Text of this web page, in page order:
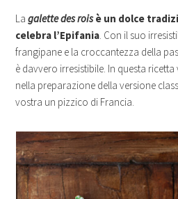
Lagalette des roisè un dolce
celebra l’Epifania. Con il suo
frangipane e la croccantezza della
è davvero irresistibile. In questa
nella preparazione della versione
vostra un pizzico di Francia.